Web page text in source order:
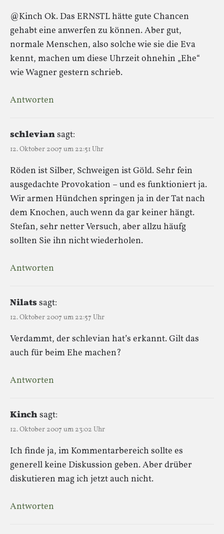
@Kinch Ok. Das ERNSTL hätte gute Chancen
gehabt eine anwerfen zu können. Aber gut,
normale Menschen, also solche wie sie die Eva
kennt, machen um diese Uhrzeit ohnehin „Ehe“
wie Wagner gestern schrieb.
Antworten
schleviansagt:
12. Oktober 2007 um 22:51 Uhr
Röden ist Silber, Schweigen ist Göld. Sehr fein
ausgedachte Provokation – und es funktioniert ja.
Wir armen Hündchen springen ja in der Tat nach
dem Knochen, auch wenn da gar keiner hängt.
Stefan, sehr netter Versuch, aber allzu häufg
sollten Sie ihn nicht wiederholen.
Antworten
Nilatssagt:
12. Oktober 2007 um 22:57 Uhr
Verdammt, der schlevian hat’s erkannt. Gilt das
auch für beim Ehe machen?
Antworten
Kinch sagt:
12. Oktober 2007 um 23:02 Uhr
Ich finde ja, im Kommentarbereich sollte es
generell keine Diskussion geben. Aber drüber
diskutieren mag ich jetzt auch nicht.
Antworten